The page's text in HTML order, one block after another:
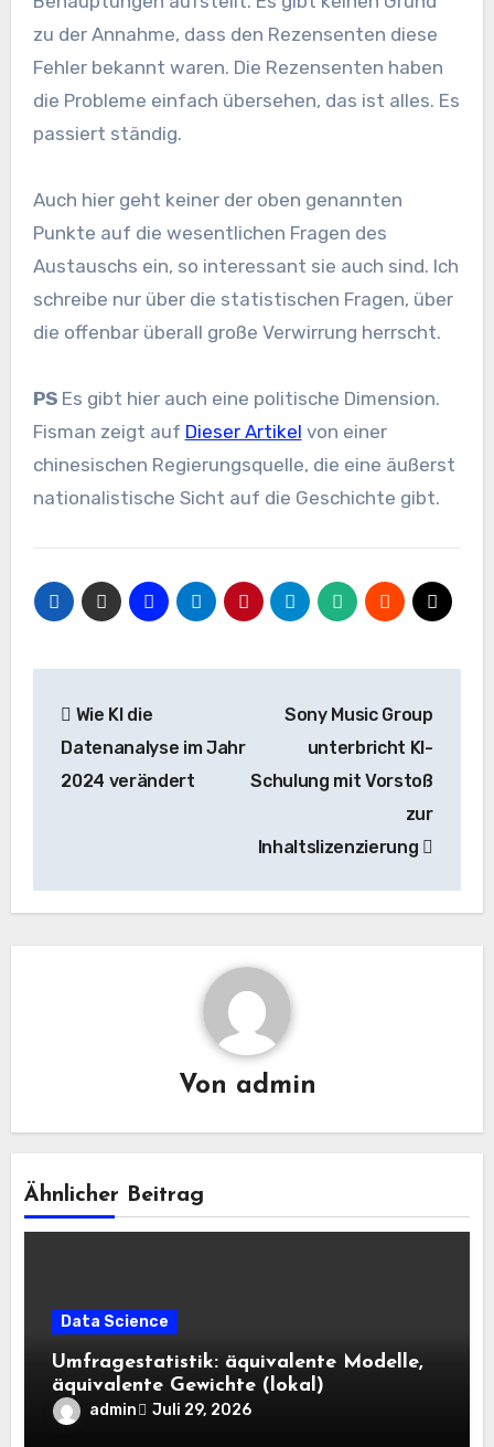
zu der Annahme, dass den Rezensenten diese
Fehler bekannt waren. Die Rezensenten haben
die Probleme einfach übersehen, das ist alles. Es
passiert ständig.
Auch hier geht keiner der oben genannten
Punkte auf die wesentlichen Fragen des
Austauschs ein, so interessant sie auch sind. Ich
schreibe nur über die statistischen Fragen, über
die offenbar überall große Verwirrung herrscht.
PSEs gibt hier auch eine politische Dimension.
Fisman zeigt auf Dieser Artikel von einer
chinesischen Regierungsquelle, die eine äußerst
nationalistische Sicht auf die Geschichte gibt.
Navigation
Wie KI die
Datenanalyse im Jahr
2024 verändert
Sony Music Group
unterbricht KI-
Schulung mit Vorstoß
zur
Inhaltslizenzierung
Von admin
Ähnlicher Beitrag
Data Science
Umfragestatistik: äquivalente Modelle,
äquivalente Gewichte (lokal)
admin Juli 29, 2026